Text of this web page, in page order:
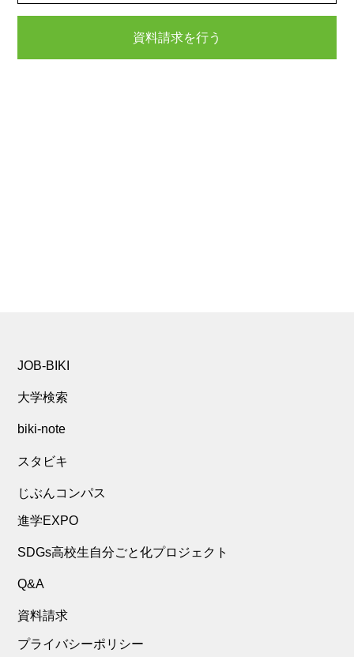
資料請求を行う
JOB-BIKI
大学検索
biki-note
スタビキ
じぶんコンパス
進学EXPO
SDGs高校生自分ごと化プロジェクト
Q&A
資料請求
プライバシーポリシー